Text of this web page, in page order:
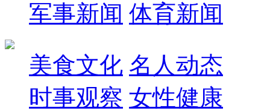
军事新闻 体育新闻
美食文化 名人动态
时事观察 女性健康